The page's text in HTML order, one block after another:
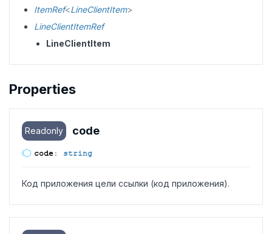
ItemRef<LineClientItem>
LineClientItemRef
LineClientItem
Properties
Readonly code
code: string
Код приложения цели ссылки (код приложения).